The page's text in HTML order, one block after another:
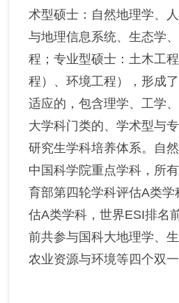
术型硕士：自然地理学、
与地理信息系统、生态学
程；专业型硕士：土木工
程）、环境工程），形成
适应的，包含理学、工学
大学科门类的、学术型与
研究生学科培养体系。自
中国科学院重点学科，所
育部第四轮学科评估A类
估A类学科，世界ESI排名
前共参与国科大地理学、
农业资源与环境等四个双一